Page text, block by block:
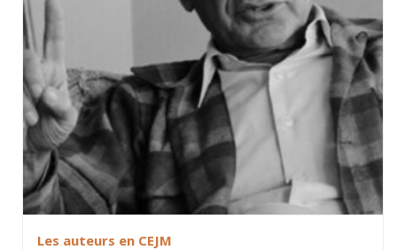
Les auteurs en CEJM